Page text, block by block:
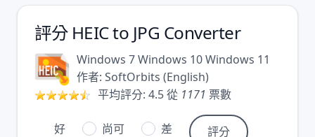
評分 HEIC to JPG Converter
Windows 7Windows 10Windows 11
作者: SoftOrbits (English)
平均評分: 4.5從 1171 票數
好 尚可 差